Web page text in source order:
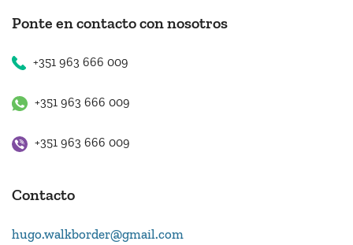
Ponte en contacto con nosotros
+351 963 666 009
+351 963 666 009
+351 963 666 009
Contacto
hugo.walkborder@gmail.com